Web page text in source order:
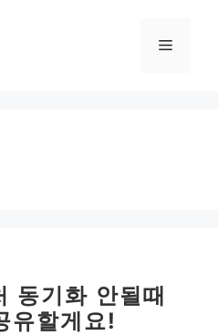
메
동기화 안될때
유할게요!